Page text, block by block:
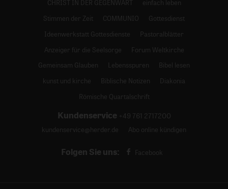
CHRIST IN DER GEGENWART
einfach leben
Stimmen der Zeit
COMMUNIO
Gottesdienst
Ideenwerkstatt Gottesdienste
Pastoralblätter
Anzeiger für die Seelsorge
Forum Weltkirche
Gemeinsam Glauben
Lebensspuren
Bibel lesen
kunst und kirche
Biblische Notizen
Diakonia
Römische Quartalschrift
Kundenservice +49 761 2717200
kundenservice@herder.de
Abo online kündigen
Folgen Sie uns: Facebook